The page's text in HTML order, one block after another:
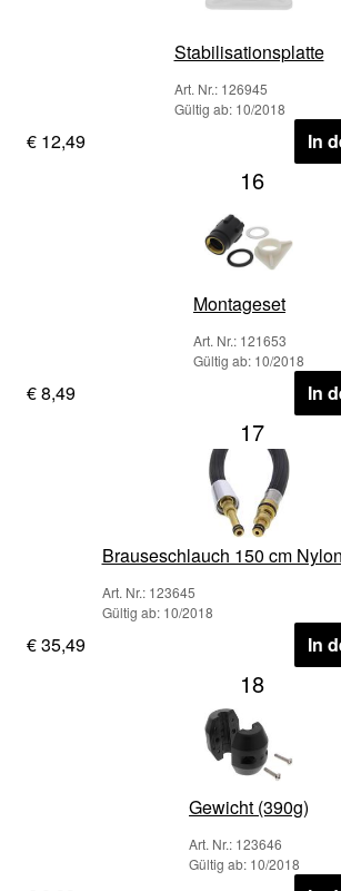
Stabilisationsplatte
Art. Nr.: 126945
Gültig ab: 10/2018
€ 12,49 In
16
Montageset
Art. Nr.: 121653
Gültig ab: 10/2018
€ 8,49 In
17
Brauseschlauch 150 cm
Art. Nr.: 123645
Gültig ab: 10/2018
€ 35,49 In
18
Gewicht (390g)
Art. Nr.: 123646
Gültig ab: 10/2018